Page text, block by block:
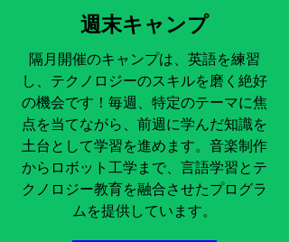
週末キャンプ
隔月開催のキャンプは、英語を練習
し、 テクノロジーのスキルを磨く絶好
の機会です！毎週、特定のテーマに焦
点を当てながら、前週に学んだ知識を
土台として学習を進めます。音楽制作
からロボット工学まで、言語学習とテ
クノロジー教育を融合させたプログラ
ムを提供しています。